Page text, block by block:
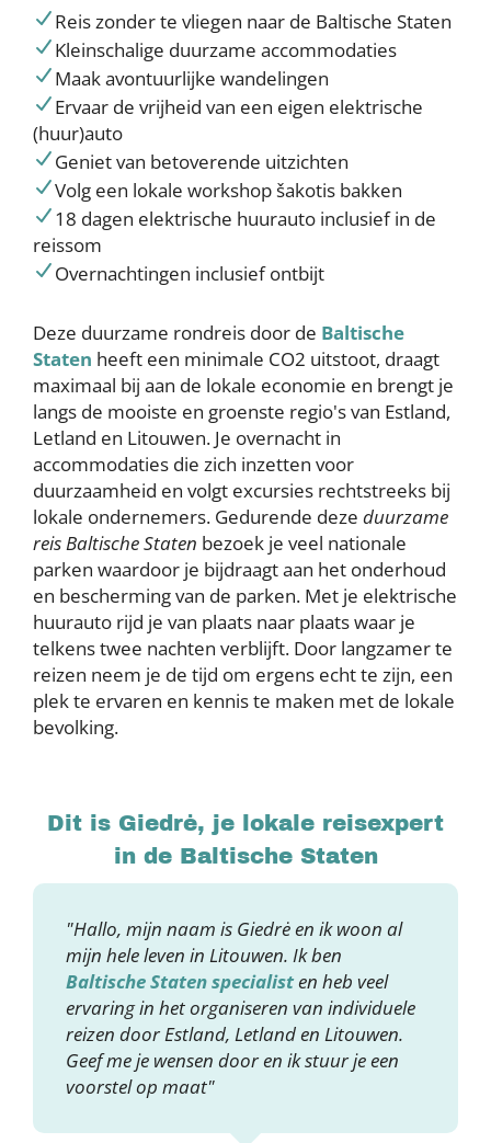
Reis zonder te vliegen naar de Baltische Staten
Kleinschalige duurzame accommodaties
Maak avontuurlijke wandelingen
Ervaar de vrijheid van een eigen elektrische
(huur)auto
Geniet van betoverende uitzichten
Volg een lokale workshop šakotis bakken
18 dagen elektrische huurauto inclusief in de
reissom
Overnachtingen inclusief ontbijt
Deze duurzame rondreis door de Baltische
Staten heeft een minimale CO2 uitstoot, draagt
maximaal bij aan de lokale economie en brengt je
langs de mooiste en groenste regio's van Estland,
Letland en Litouwen. Je overnacht in
accommodaties die zich inzetten voor
duurzaamheid en volgt excursies rechtstreeks bij
lokale ondernemers. Gedurende deze duurzame
reis Baltische Staten bezoek je veel nationale
parken waardoor je bijdraagt aan het onderhoud
en bescherming van de parken. Met je elektrische
huurauto rijd je van plaats naar plaats waar je
telkens twee nachten verblijft. Door langzamer te
reizen neem je de tijd om ergens echt te zijn, een
plek te ervaren en kennis te maken met de lokale
bevolking.
Dit is Giedrė, je lokale reisexpert
in de Baltische Staten
"Hallo, mijn naam is Giedrė en ik woon al
mijn hele leven in Litouwen. Ik ben
Baltische Staten specialisten heb veel
ervaring in het organiseren van individuele
reizen door Estland, Letland en Litouwen.
Geef me je wensen door en ik stuur je een
voorstel op maat"